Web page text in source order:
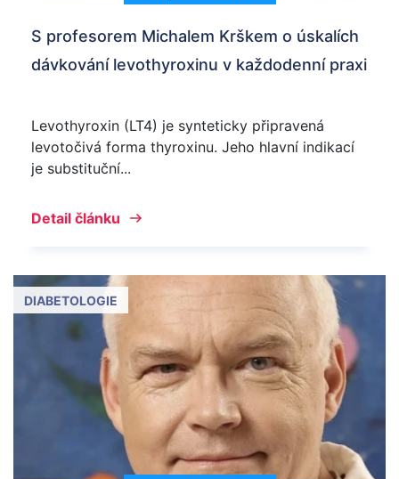
S profesorem Michalem Krškem o úskalích
dávkování levothyroxinu v každodenní praxi
Levothyroxin (LT4) je synteticky připravená
levotočivá forma thyroxinu. Jeho hlavní indikací
je substituční...
Detail článku
DIABETOLOGIE